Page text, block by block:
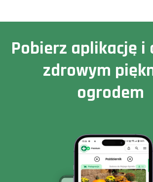
Pobierz aplikację i
zdrowym
ogrodem